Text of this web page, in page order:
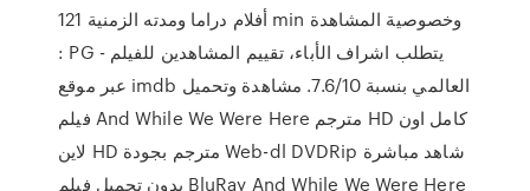
أفلام دراما ومدته الزمنية 121 min وخصوصية المشاهدة
: PG - يتطلب اشراف الأباء، تقييم المشاهدين للفيلم
عبر موقع imdb العالمي بنسبة 7.6/10. مشاهدة وتحميل
فيلم And While We Were Here مترجم HD كامل اون
لاين HD مترجم بجودة Web-dl DVDRip شاهد مباشرة
بدون تحميل فيلم BluRay And While We Were Here